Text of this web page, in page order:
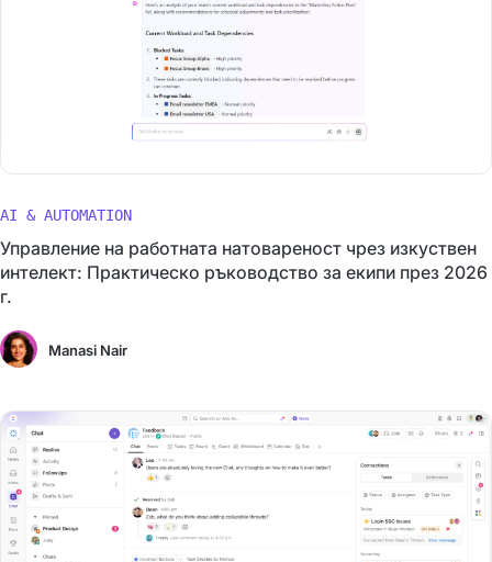
AI & AUTOMATION
Управление на работната натовареност чрез изкуствен
интелект: Практическо ръководство за екипи през 2026
г.
Manasi Nair